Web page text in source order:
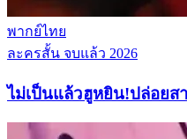
พากย์ไทย
ละครสั้น จบแล้ว 2026
ไม่เป็นแล้วฮูหยิน!ปล่อยส